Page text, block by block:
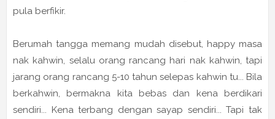
pula berfikir.
Berumah tangga memang mudah disebut, happy masa
nak kahwin, selalu orang rancang hari nak kahwin, tapi
jarang orang rancang 5-10 tahun selepas kahwin tu... Bila
berkahwin, bermakna kita bebas dan kena berdikari
sendiri... Kena terbang dengan sayap sendiri... Tapi tak